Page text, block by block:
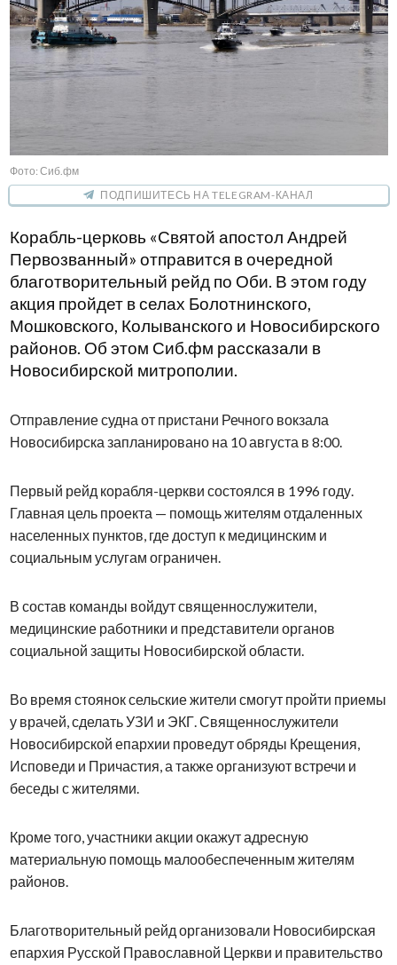
Фото: Сиб.фм
ПОДПИШИТЕСЬ НА TELEGRAM-КАНАЛ
Корабль-церковь «Святой апостол Андрей
Первозванный» отправится в очередной
благотворительный рейд по Оби. В этом году
акция пройдет в селах Болотнинского,
Мошковского, Колыванского и Новосибирского
районов. Об этом Сиб.фм рассказали в
Новосибирской митрополии.
Отправление судна от пристани Речного вокзала
Новосибирска запланировано на 10 августа в 8:00.
Первый рейд корабля-церкви состоялся в 1996 году.
Главная цель проекта — помощь жителям отдаленных
населенных пунктов, где доступ к медицинским и
социальным услугам ограничен.
В состав команды войдут священнослужители,
медицинские работники и представители органов
социальной защиты Новосибирской области.
Во время стоянок сельские жители смогут пройти приемы
у врачей, сделать УЗИ и ЭКГ. Священнослужители
Новосибирской епархии проведут обряды Крещения,
Исповеди и Причастия, а также организуют встречи и
беседы с жителями.
Кроме того, участники акции окажут адресную
материальную помощь малообеспеченным жителям
районов.
Благотворительный рейд организовали Новосибирская
епархия Русской Православной Церкви и правительство